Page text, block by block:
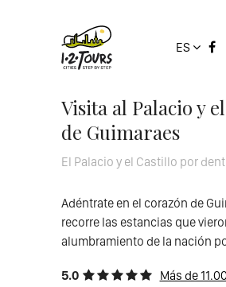
ES
Visita al Palacio y
de Guimaraes
El Palacio y el Castillo por
Adéntrate en el corazón de
recorre las estancias que
alumbramiento de la nación
5.0 Más de